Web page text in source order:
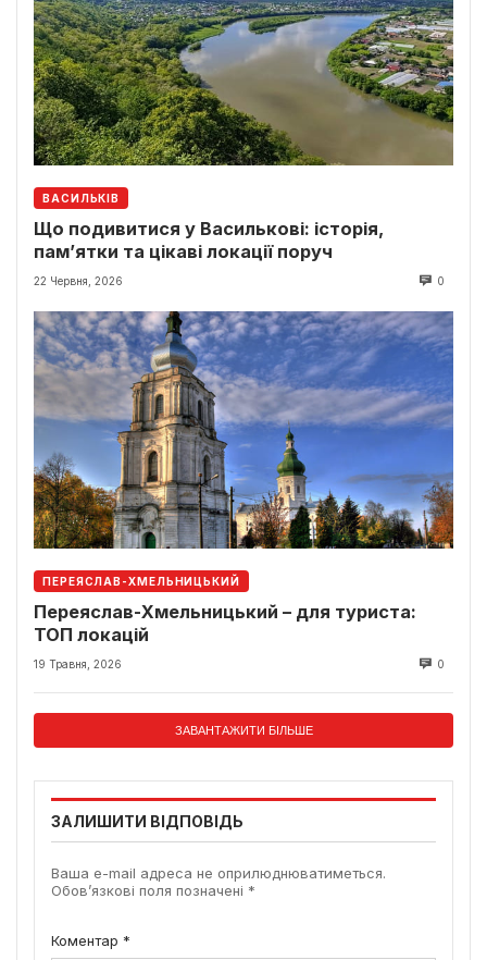
ВАСИЛЬКІВ
Що подивитися у Василькові: історія,
пам’ятки та цікаві локації поруч
22 Червня, 2026 0
ПЕРЕЯСЛАВ-ХМЕЛЬНИЦЬКИЙ
Переяслав-Хмельницький – для туриста:
ТОП локацій
19 Травня, 2026 0
ЗАВАНТАЖИТИ БІЛЬШЕ
ЗАЛИШИТИ ВІДПОВІДЬ
Ваша e-mail адреса не оприлюднюватиметься.
Обов’язкові поля позначені *
Коментар *